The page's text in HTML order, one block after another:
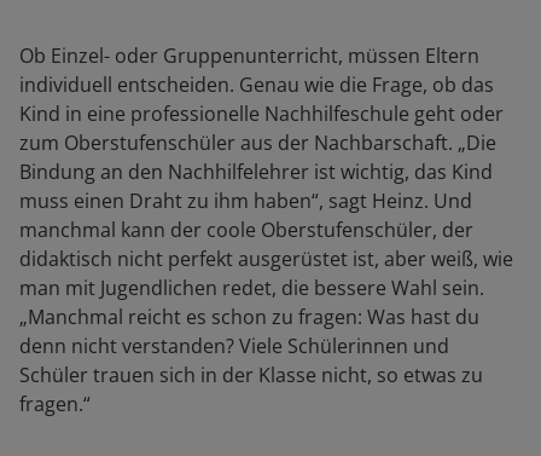
Ob Einzel- oder Gruppenunterricht, müssen Eltern
individuell entscheiden. Genau wie die Frage, ob das
Kind in eine professionelle Nachhilfeschule geht oder
zum Oberstufenschüler aus der Nachbarschaft. „Die
Bindung an den Nachhilfelehrer ist wichtig, das Kind
muss einen Draht zu ihm haben“, sagt Heinz. Und
manchmal kann der coole Oberstufenschüler, der
didaktisch nicht perfekt ausgerüstet ist, aber weiß, wie
man mit Jugendlichen redet, die bessere Wahl sein.
„Manchmal reicht es schon zu fragen: Was hast du
denn nicht verstanden? Viele Schülerinnen und
Schüler trauen sich in der Klasse nicht, so etwas zu
fragen.“